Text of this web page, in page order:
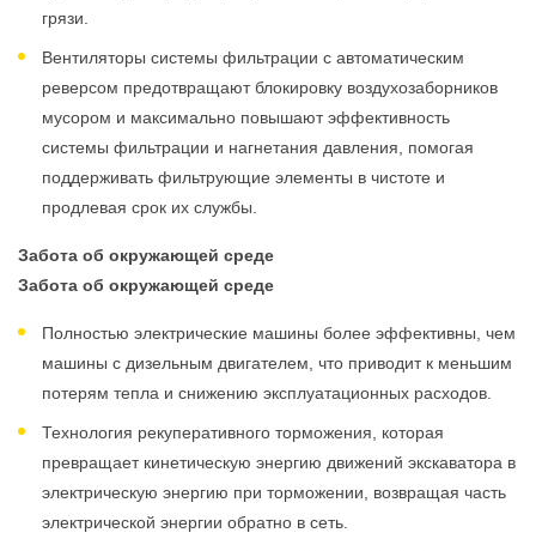
грязи.
Вентиляторы системы фильтрации с автоматическим
реверсом предотвращают блокировку воздухозаборников
мусором и максимально повышают эффективность
системы фильтрации и нагнетания давления, помогая
поддерживать фильтрующие элементы в чистоте и
продлевая срок их службы.
Забота об окружающей среде
Забота об окружающей среде
Полностью электрические машины более эффективны, чем
машины с дизельным двигателем, что приводит к меньшим
потерям тепла и снижению эксплуатационных расходов.
Технология рекуперативного торможения, которая
превращает кинетическую энергию движений экскаватора в
электрическую энергию при торможении, возвращая часть
электрической энергии обратно в сеть.